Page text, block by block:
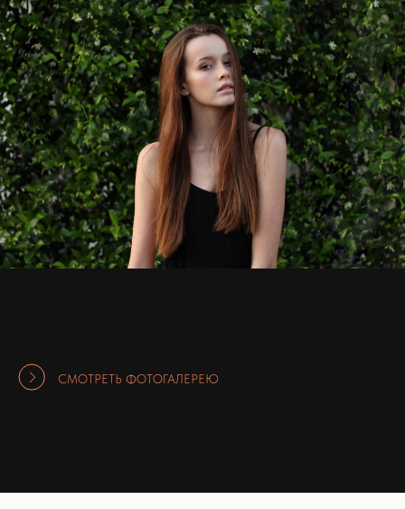
СМОТРЕТЬ ФОТОГАЛЕРЕЮ